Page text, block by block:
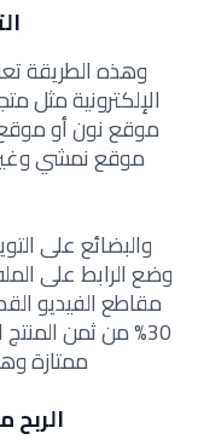
وهذه الطريقة
موقع نون أو
موقع نمشي
والبضائع على
وضع الرابط على
مقاطع الفيديو
30% من ثمن
ممتازة
الربح